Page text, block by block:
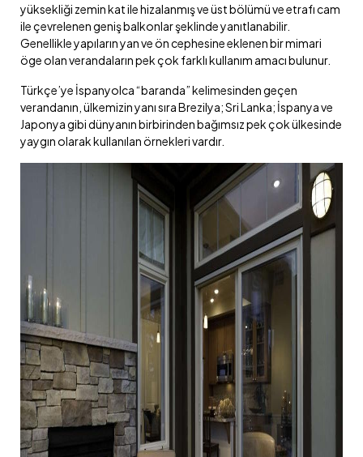
yüksekliği zemin kat ile hizalanmış ve üst bölümü ve etrafı cam
ile çevrelenen geniş balkonlar şeklinde yanıtlanabilir.
Genellikle yapıların yan ve ön cephesine eklenen bir mimari
öge olan verandaların pek çok farklı kullanım amacı bulunur.
Türkçe’ye İspanyolca “baranda” kelimesinden geçen
verandanın, ülkemizin yanı sıra Brezilya; Sri Lanka; İspanya ve
Japonya gibi dünyanın birbirinden bağımsız pek çok ülkesinde
yaygın olarak kullanılan örnekleri vardır.